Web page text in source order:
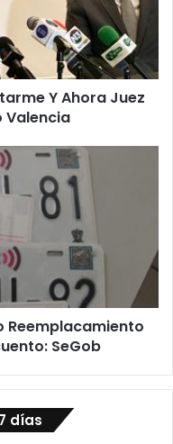
Y Ahora Juez
Valencia
Reemplacamiento
SeGob
días